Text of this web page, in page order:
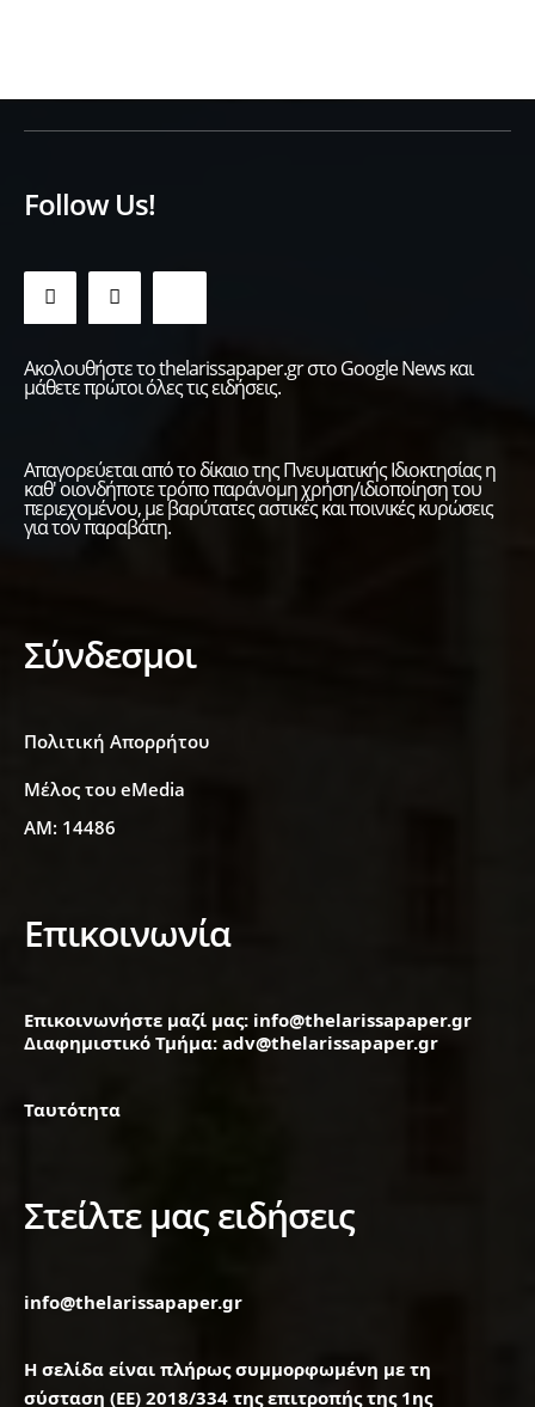
Follow Us!
Ακολουθήστε το thelarissapaper.gr στο Google News και
μάθετε πρώτοι όλες τις ειδήσεις.
Απαγορεύεται από το δίκαιο της Πνευματικής Ιδιοκτησίας η
καθ' οιονδήποτε τρόπο παράνομη χρήση/ιδιοποίηση του
περιεχομένου, με βαρύτατες αστικές και ποινικές κυρώσεις
για τον παραβάτη.
Σύνδεσμοι
Πολιτική Απορρήτου
Μέλος του eMedia
ΑΜ: 14486
Επικοινωνία
Επικοινωνήστε μαζί μας: info@thelarissapaper.gr
Διαφημιστικό Τμήμα: adv@thelarissapaper.gr
Ταυτότητα
Στείλτε μας ειδήσεις
info@thelarissapaper.gr
Η σελίδα είναι πλήρως συμμορφωμένη με τη
σύσταση (ΕΕ) 2018/334 της επιτροπής της 1ης